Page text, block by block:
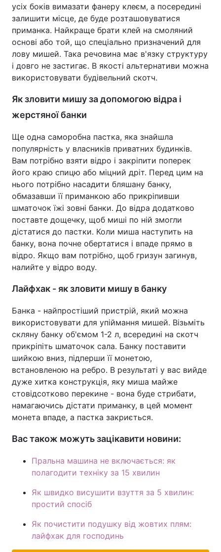
усіх боків вимазати фанеру клеєм, а посередині
залишити місце, де буде розташовуватися
приманка. Найкраще брати клей на смоляний
основі або той, що спеціально призначений для
лову мишей. Така речовина має в'язку структуру
і довго не застигає. В якості альтернативи можна
використовувати будівельний скотч.
Як зловити мишу за допомогою відра і
жерстяної банки
Ще одна саморобна пастка, яка знайшла
популярність у власників приватних будинків.
Вам потрібно взяти відро і закріпити поперек
його краю спицю або міцний дріт. Перед цим на
нього потрібно насадити бляшану банку,
обмазавши її приманкою або прикріпивши
шматочок їжі зовні банки. До відра додатково
поставте дощечку, щоб миші по ній змогли
дістатися до пастки. Коли миша наступить на
банку, вона почне обертатися і впаде прямо в
відро. Якщо вам потрібно, щоб гризун загинув,
налийте у відро воду.
Лайфхак - як зловити мишу в банку
Банка - найпростіший пристрій, який можна
використовувати для упіймання мишей. Візьміть
скляну банку об'ємом 1-2 л, всередині на скотч
прикріпіть шматочок сала. Банку поставити
шийкою вниз, підперши її монетою,
встановленою на ребро. В результаті у вас вийде
дуже хитка конструкція, яку миша майже
стовідсотково перекине - вона буде стрибати,
намагаючись дістати приманку, в цей момент
монета впаде, а пастка закриється.
Вас також можуть зацікавити новини:
Пральна машина не включається: як
полагодити техніку за 15 хвилин
Як швидко висушити взуття за 5 хвилин:
простий спосіб
Як почистити подушку від жовтих плям:
лайфхак для господинь